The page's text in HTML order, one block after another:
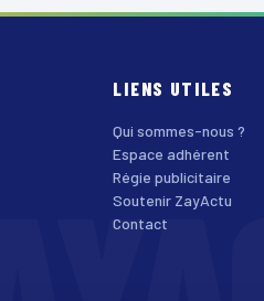
LIENS UTILES
Qui sommes-nous ?
Espace adhérent
Régie publicitaire
Soutenir ZayActu
Contact